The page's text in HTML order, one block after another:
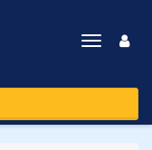
Toggle